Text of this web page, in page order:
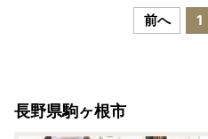
前へ 1
長野県駒ヶ根市